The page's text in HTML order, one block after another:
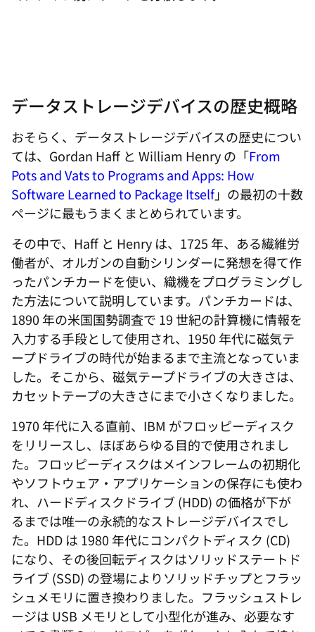
データストレージデバイスの歴史概略
おそらく、データストレージデバイスの歴史につい
ては、Gordan Haff と William Henry の「From
Pots and Vats to Programs and Apps: How
Software Learned to Package Itself」の最初の十数
ページに最もうまくまとめられています。
その中で、Haff と Henry は、1725 年、ある繊維労
働者が、オルガンの自動シリンダーに発想を得て作
ったパンチカードを使い、織機をプログラミングし
た方法について説明しています。パンチカードは、
1890 年の米国国勢調査で 19 世紀の計算機に情報を
入力する手段として使用され、1950 年代に磁気テ
ープドライブの時代が始まるまで主流となっていま
した。そこから、磁気テープドライブの大きさは、
カセットテープの大きさにまで小さくなりました。
1970 年代に入る直前、IBM がフロッピーディスク
をリリースし、ほぼあらゆる目的で使用されまし
た。フロッピーディスクはメインフレームの初期化
やソフトウェア・アプリケーションの保存にも使わ
れ、ハードディスクドライブ (HDD) の価格が下が
るまでは唯一の永続的なストレージデバイスでし
た。HDD は 1980 年代にコンパクトディスク (CD)
になり、その後回転ディスクはソリッドステートド
ライブ (SSD) の登場によりソリッドチップとフラッ
シュメモリに置き換わりました。フラッシュストレ
ージは USB メモリとして小型化が進み、必要なす